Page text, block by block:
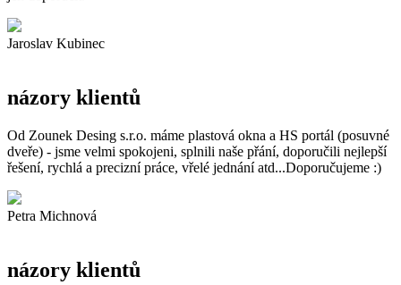
Jaroslav Kubinec
názory klientů
Od Zounek Desing s.r.o. máme plastová okna a HS portál (posuvné
dveře) - jsme velmi spokojeni, splnili naše přání, doporučili nejlepší
řešení, rychlá a precizní práce, vřelé jednání atd...Doporučujeme :)
Petra Michnová
názory klientů